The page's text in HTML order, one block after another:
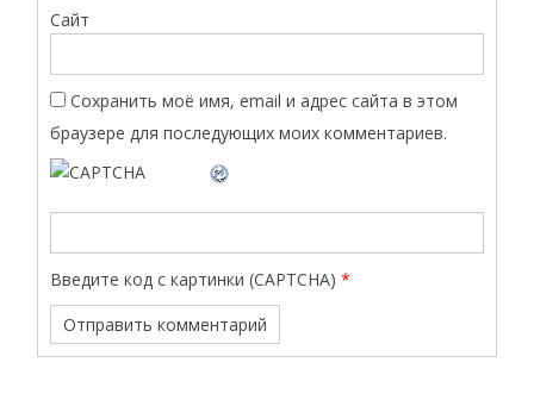
Сайт
Сохранить моё имя, email и адрес сайта в этом
браузере для последующих моих комментариев.
Введите код с картинки (CAPTCHA) *